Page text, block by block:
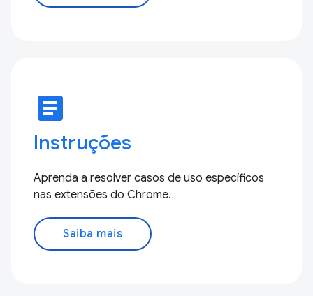
article
Instruções
Aprenda a resolver casos de uso específicos
nas extensões do Chrome.
Saiba mais